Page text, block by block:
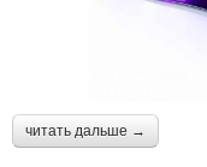
читать дальше →